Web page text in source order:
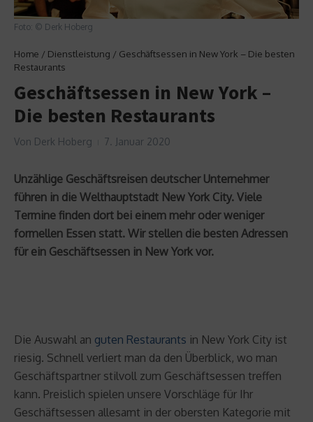
Foto: © Derk Hoberg
Home / Dienstleistung / Geschäftsessen in New York – Die besten
Restaurants
Geschäftsessen in New York –
Die besten Restaurants
Von Derk Hoberg 7. Januar 2020
Unzählige Geschäftsreisen deutscher Unternehmer
führen in die Welthauptstadt New York City. Viele
Termine finden dort bei einem mehr oder weniger
formellen Essen statt. Wir stellen die besten Adressen
für ein Geschäftsessen in New York vor.
Die Auswahl an guten Restaurants in New York City ist
riesig. Schnell verliert man da den Überblick, wo man
Geschäftspartner stilvoll zum Geschäftsessen treffen
kann. Preislich spielen unsere Vorschläge für Ihr
Geschäftsessen allesamt in der obersten Kategorie mit